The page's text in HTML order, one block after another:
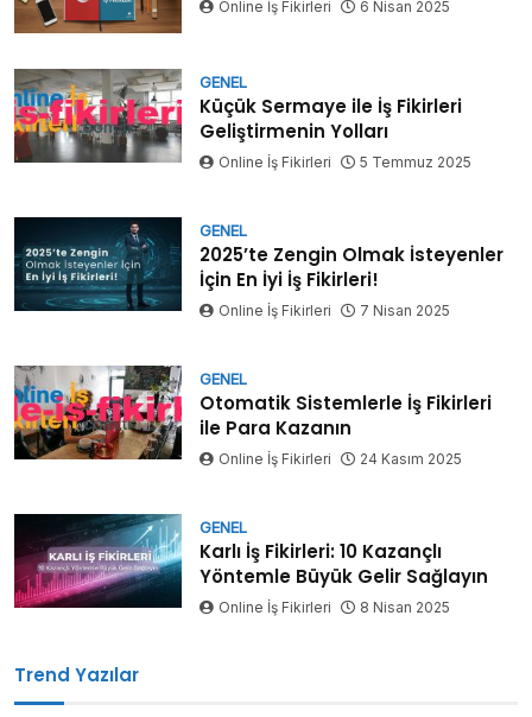
Online İş Fikirleri 6 Nisan 2025
GENEL
Küçük Sermaye ile İş Fikirleri
Geliştirmenin Yolları
Online İş Fikirleri 5 Temmuz 2025
GENEL
2025’te Zengin Olmak İsteyenler
İçin En İyi İş Fikirleri!
Online İş Fikirleri 7 Nisan 2025
GENEL
Otomatik Sistemlerle İş Fikirleri
ile Para Kazanın
Online İş Fikirleri 24 Kasım 2025
GENEL
Karlı İş Fikirleri: 10 Kazançlı
Yöntemle Büyük Gelir Sağlayın
Online İş Fikirleri 8 Nisan 2025
Trend Yazılar